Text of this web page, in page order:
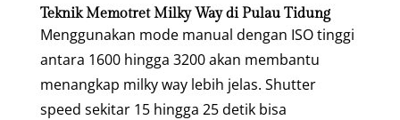
Teknik Memotret Milky Way di Pulau Tidung
Menggunakan mode manual dengan ISO tinggi
antara 1600 hingga 3200 akan membantu
menangkap milky way lebih jelas. Shutter
speed sekitar 15 hingga 25 detik bisa